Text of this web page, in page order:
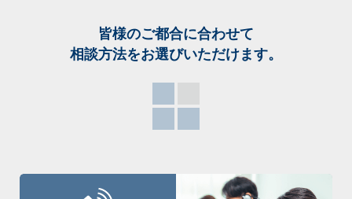
皆様のご都合に合わせて
相談方法をお選びいただけます。